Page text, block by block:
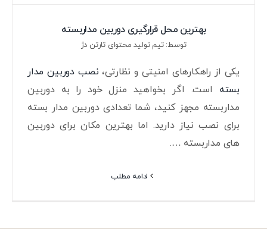
بهترین محل قرارگیری دوربین مداربسته
توسط: تیم تولید محتوای تارتن دژ
یکی از راهکارهای امنیتی و نظارتی، نصب دوربین مدار
بسته است. اگر بخواهید منزل خود را به دوربین
مداربسته مجهز کنید، شما تعدادی دوربین مدار بسته
برای نصب نیاز دارید. اما بهترین مکان برای دوربین
های مداربسته ….
ادامه مطلب